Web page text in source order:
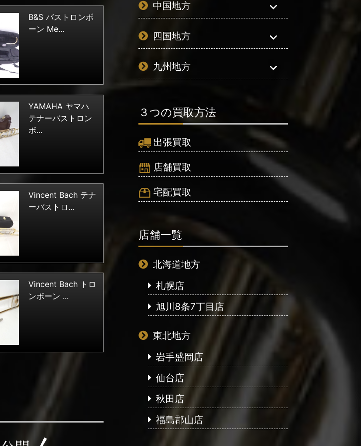
B&S バストロンボ
ーン Me...
YAMAHA ヤマハ
テナーバストロン
ボ...
Vincent Bach テナ
ーバストロ...
Vincent Bach トロ
ンボーン ...
中国地方
四国地方
九州地方
３つの買取方法
出張買取
店舗買取
宅配買取
店舗一覧
北海道地方
札幌店
旭川8条7丁目店
東北地方
岩手盛岡店
仙台店
秋田店
福島郡山店